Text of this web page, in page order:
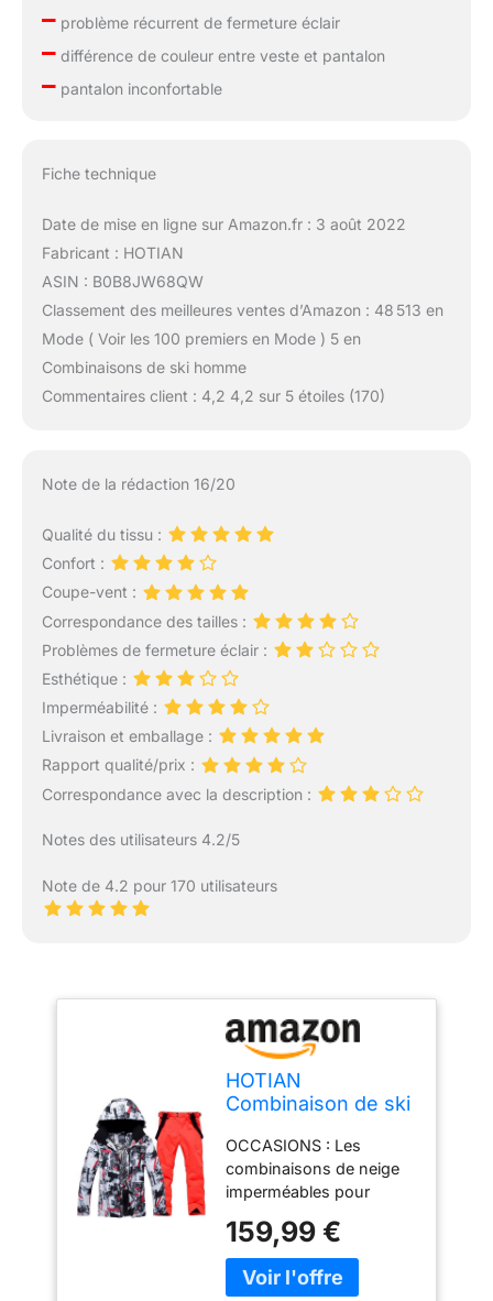
–problème récurrent de fermeture éclair
–différence de couleur entre veste et pantalon
–pantalon inconfortable
Fiche technique
Date de mise en ligne sur Amazon.fr : 3 août 2022
Fabricant : HOTIAN
ASIN : B0B8JW68QW
Classement des meilleures ventes d’Amazon : 48 513 en
Mode ( Voir les 100 premiers en Mode ) 5 en
Combinaisons de ski homme
Commentaires client : 4,2 4,2 sur 5 étoiles (170)
Note de la rédaction 16/20
Qualité du tissu :
Confort :
Coupe-vent :
Correspondance des tailles :
Problèmes de fermeture éclair :
Esthétique :
Imperméabilité :
Livraison et emballage :
Rapport qualité/prix :
Correspondance avec la description :
Notes des utilisateurs 4.2/5
Note de 4.2 pour 170 utilisateurs
HOTIAN
Combinaison de ski
Veste et pantalon -
Ensemble d'hiver
chaud pour la
neige, le ski, la
randonnée,
l'escalade, le
snowboard isolé, L
OCCASIONS : Les
combinaisons de neige
imperméables pour
pour le ski, le
snowboard, le patinage,
la randonnée, l'escalade,
159,99 €